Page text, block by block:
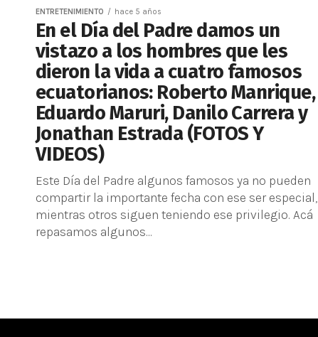
ENTRETENIMIENTO hace 5 años
En el Día del Padre damos un
vistazo a los hombres que les
dieron la vida a cuatro famosos
ecuatorianos: Roberto Manrique,
Eduardo Maruri, Danilo Carrera y
Jonathan Estrada (FOTOS Y
VIDEOS)
Este Día del Padre algunos famosos ya no pueden
compartir la importante fecha con ese ser especial,
mientras otros siguen teniendo ese privilegio. Acá
repasamos algunos...